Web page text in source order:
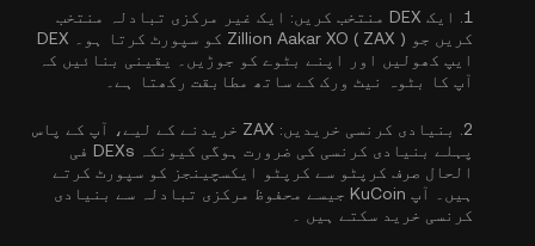
1. ایک DEX منتخب کریں:
ایک غیر مرکزی تبادلہ منتخب
کریں جو Zillion Aakar XO ( ZAX ) کو سپورٹ کرتا ہو۔ DEX
ایپ کھولیں اور اپنے بٹوے کو جوڑیں۔ یقینی بنائیں کہ
آپ کا بٹوہ نیٹ ورک کے ساتھ مطابقت رکھتا ہے۔
2. بنیادی کرنسی خریدیں:
ZAX خریدنے کے لیے، آپ کے پاس
پہلے بنیادی کرنسی کی ضرورت ہوگی کیونکہ DEXs فی
الحال صرف کرپٹو سے کرپٹو ایکسچینجز کو سپورٹ کرتے
ہیں۔ آپ KuCoin جیسے محفوظ مرکزی تبادلہ سے
بنیادی
کرنسی خرید سکتے ہیں